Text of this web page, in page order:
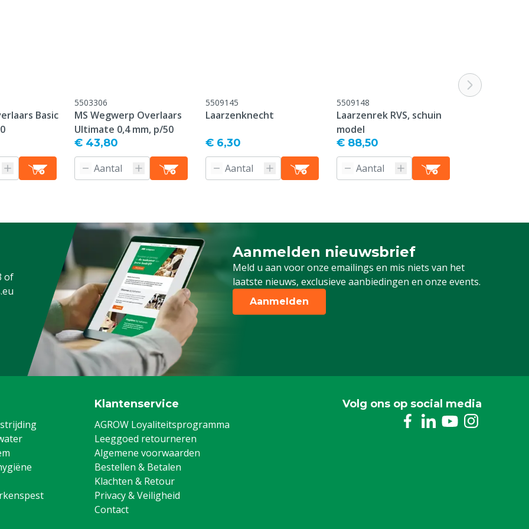
er geldt
op slijtage-onderdelen /
Pluimvee, Schapen,
Basic
5503306
MS Wegwerp Overlaars
Ultimate 0,4 mm, p/50
€ 43,80
5509145
Laarzenknecht
€ 6,30
5509148
Laarzenrek RVS, schuin
model
€ 88,50
of
Aanmelden nieuwsbrief
Meld u aan voor onze emailings en mis niets van het
laatste nieuws, exclusieve aanbiedingen en onze events.
Meld u aan voor onze nieuwsbrief
Aanmelden
Klantenservice
AGROW Loyaliteitsprogramma
Leeggoed retourneren
Algemene voorwaarden
Bestellen & Betalen
Klachten & Retour
Privacy & Veiligheid
Contact
Volg ons op social media